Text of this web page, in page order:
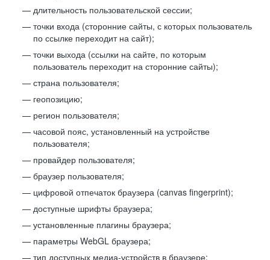
длительность пользовательской сессии;
точки входа (сторонние сайты, с которых пользователь
по ссылке переходит на сайт);
точки выхода (ссылки на сайте, по которым
пользователь переходит на сторонние сайты);
страна пользователя;
геопозицию;
регион пользователя;
часовой пояс, установленный на устройстве
пользователя;
провайдер пользователя;
браузер пользователя;
цифровой отпечаток браузера (canvas fingerprint);
доступные шрифты браузера;
установленные плагины браузера;
параметры WebGL браузера;
тип доступных медиа-устройств в браузере;